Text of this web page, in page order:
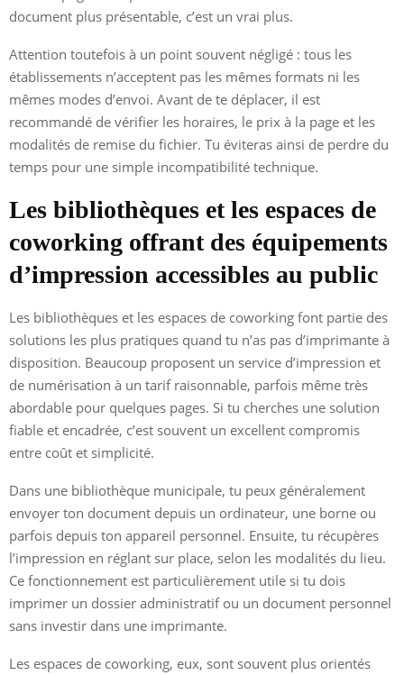
document plus présentable, c’est un vrai plus.
Attention toutefois à un point souvent négligé : tous les
établissements n’acceptent pas les mêmes formats ni les
mêmes modes d’envoi. Avant de te déplacer, il est
recommandé de vérifier les horaires, le prix à la page et les
modalités de remise du fichier. Tu éviteras ainsi de perdre du
temps pour une simple incompatibilité technique.
Les bibliothèques et les espaces de
coworking offrant des équipements
d’impression accessibles au public
Les bibliothèques et les espaces de coworking font partie des
solutions les plus pratiques quand tu n’as pas d’imprimante à
disposition. Beaucoup proposent un service d’impression et
de numérisation à un tarif raisonnable, parfois même très
abordable pour quelques pages. Si tu cherches une solution
fiable et encadrée, c’est souvent un excellent compromis
entre coût et simplicité.
Dans une bibliothèque municipale, tu peux généralement
envoyer ton document depuis un ordinateur, une borne ou
parfois depuis ton appareil personnel. Ensuite, tu récupères
l’impression en réglant sur place, selon les modalités du lieu.
Ce fonctionnement est particulièrement utile si tu dois
imprimer un dossier administratif ou un document personnel
sans investir dans une imprimante.
Les espaces de coworking, eux, sont souvent plus orientés